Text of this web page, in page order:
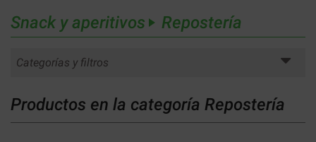
Snack y aperitivos Repostería
Categorías y filtros
Productos en la categoría Repostería